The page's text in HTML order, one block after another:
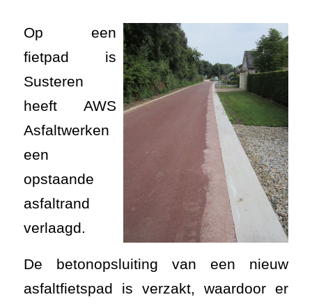
Op een
fietpad is
Susteren
heeft AWS
Asfaltwerken
een
opstaande
asfaltrand
verlaagd.
De betonopsluiting van een nieuw
asfaltfietspad is verzakt, waardoor er